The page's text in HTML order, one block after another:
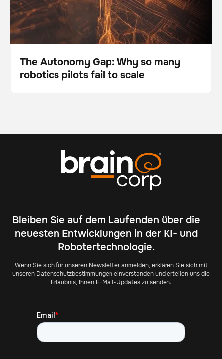
Blog
The Autonomy Gap: Why so many
robotics pilots fail to scale
Bleiben Sie auf dem Laufenden über die
neuesten Entwicklungen in der KI- und
Robotertechnologie.
Wenn Sie sich für unseren Newsletter anmelden, erklären Sie sich mit
unseren Datenschutzbestimmungen einverstanden und erteilen uns die
Erlaubnis, Ihnen E-Mail-Updates zu senden.